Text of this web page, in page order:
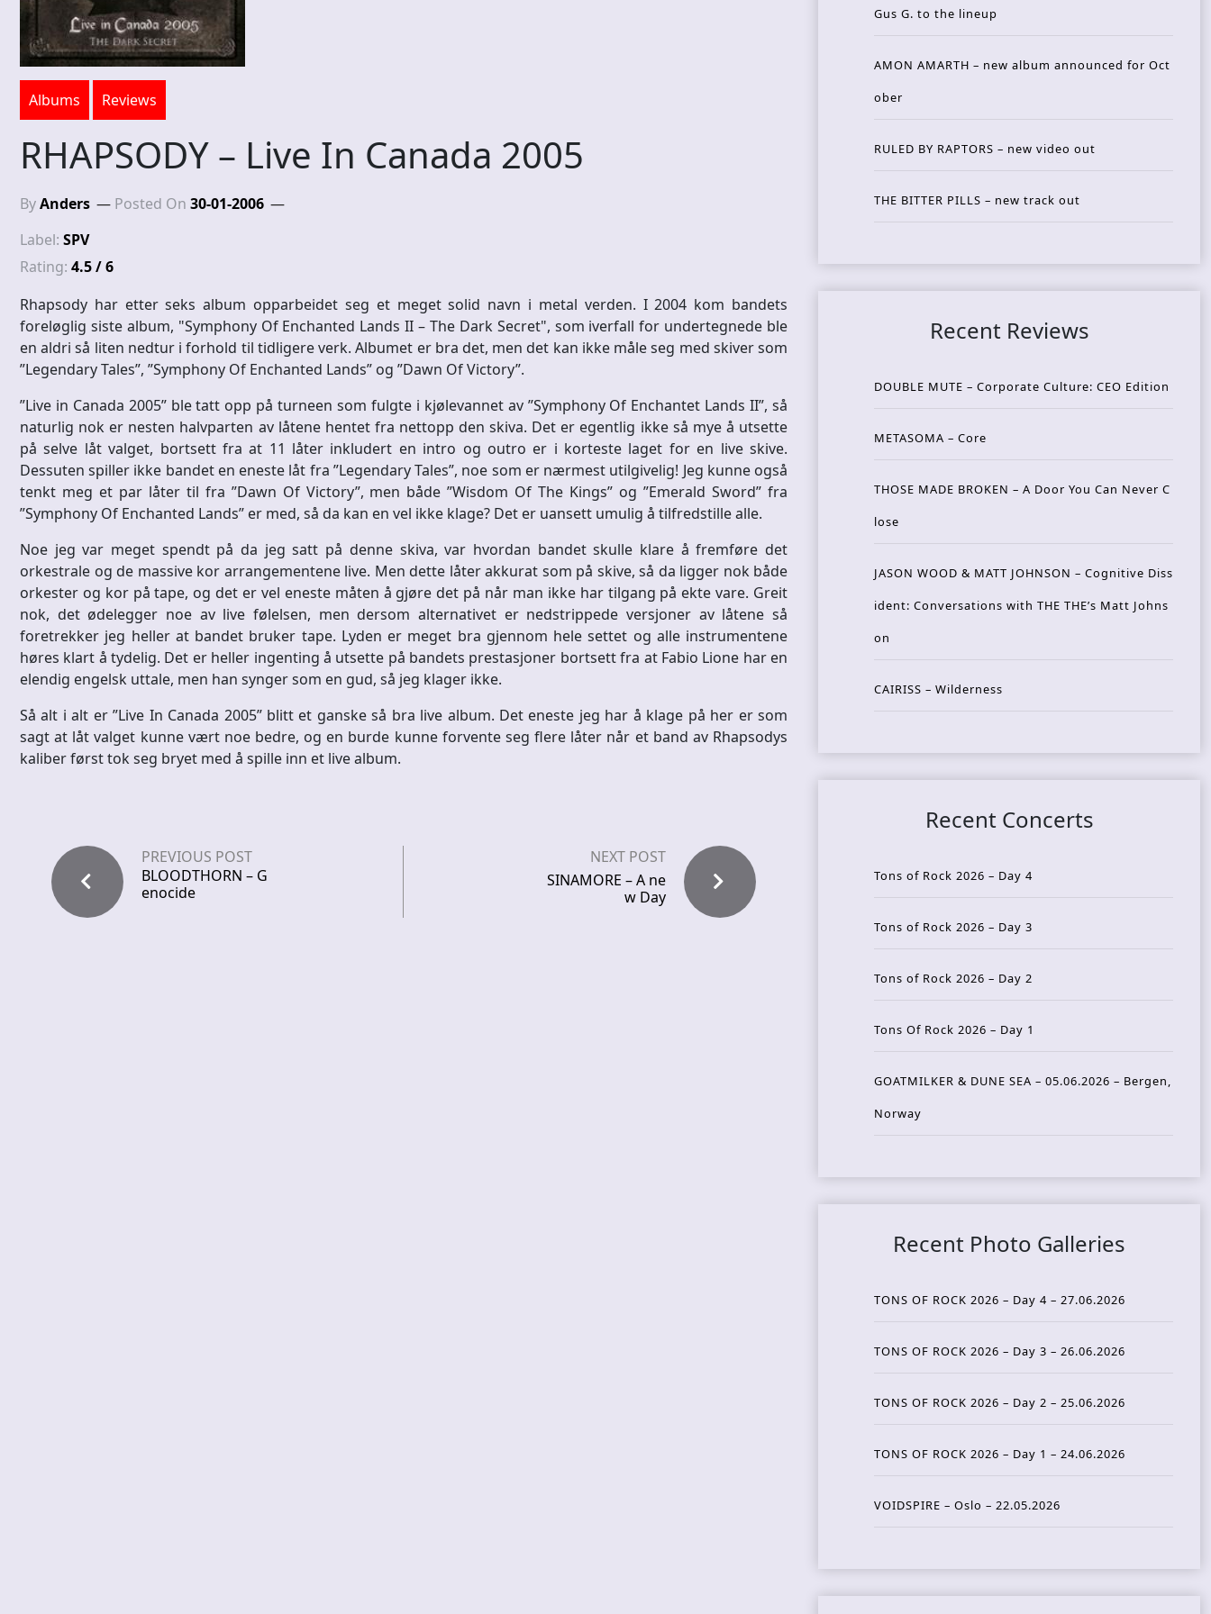
Albums Reviews
RHAPSODY – Live In Canada 2005
ByAnders Posted On 30-01-2006
Label: SPV
Rating: 4.5 / 6
Rhapsody har etter seks album opparbeidet seg et meget solid navn i metal verden. I 2004 kom bandets
foreløglig siste album, "Symphony Of Enchanted Lands II – The Dark Secret", som iverfall for undertegnede ble
en aldri så liten nedtur i forhold til tidligere verk. Albumet er bra det, men det kan ikke måle seg med skiver som
”Legendary Tales”, ”Symphony Of Enchanted Lands” og ”Dawn Of Victory”.
”Live in Canada 2005” ble tatt opp på turneen som fulgte i kjølevannet av ”Symphony Of Enchantet Lands II”, så
naturlig nok er nesten halvparten av låtene hentet fra nettopp den skiva. Det er egentlig ikke så mye å utsette
på selve låt valget, bortsett fra at 11 låter inkludert en intro og outro er i korteste laget for en live skive.
Dessuten spiller ikke bandet en eneste låt fra ”Legendary Tales”, noe som er nærmest utilgivelig! Jeg kunne også
tenkt meg et par låter til fra ”Dawn Of Victory”, men både ”Wisdom Of The Kings” og ”Emerald Sword” fra
”Symphony Of Enchanted Lands” er med, så da kan en vel ikke klage? Det er uansett umulig å tilfredstille alle.
Noe jeg var meget spendt på da jeg satt på denne skiva, var hvordan bandet skulle klare å fremføre det
orkestrale og de massive kor arrangementene live. Men dette låter akkurat som på skive, så da ligger nok både
orkester og kor på tape, og det er vel eneste måten å gjøre det på når man ikke har tilgang på ekte vare. Greit
nok, det ødelegger noe av live følelsen, men dersom alternativet er nedstrippede versjoner av låtene så
foretrekker jeg heller at bandet bruker tape. Lyden er meget bra gjennom hele settet og alle instrumentene
høres klart å tydelig. Det er heller ingenting å utsette på bandets prestasjoner bortsett fra at Fabio Lione har en
elendig engelsk uttale, men han synger som en gud, så jeg klager ikke.
Så alt i alt er ”Live In Canada 2005” blitt et ganske så bra live album. Det eneste jeg har å klage på her er som
sagt at låt valget kunne vært noe bedre, og en burde kunne forvente seg flere låter når et band av Rhapsodys
kaliber først tok seg bryet med å spille inn et live album.
PREVIOUS POST
BLOODTHORN – G
enocide
NEXT POST
SINAMORE – A ne
w Day
Gus G. to the lineup
AMON AMARTH – new album announced for Oct
ober
RULED BY RAPTORS – new video out
THE BITTER PILLS – new track out
Recent Reviews
DOUBLE MUTE – Corporate Culture: CEO Edition
METASOMA – Core
THOSE MADE BROKEN – A Door You Can Never C
lose
JASON WOOD & MATT JOHNSON – Cognitive Diss
ident: Conversations with THE THE’s Matt Johns
on
CAIRISS – Wilderness
Recent Concerts
Tons of Rock 2026 – Day 4
Tons of Rock 2026 – Day 3
Tons of Rock 2026 – Day 2
Tons Of Rock 2026 – Day 1
GOATMILKER & DUNE SEA – 05.06.2026 – Bergen,
Norway
Recent Photo Galleries
TONS OF ROCK 2026 – Day 4 – 27.06.2026
TONS OF ROCK 2026 – Day 3 – 26.06.2026
TONS OF ROCK 2026 – Day 2 – 25.06.2026
TONS OF ROCK 2026 – Day 1 – 24.06.2026
VOIDSPIRE – Oslo – 22.05.2026